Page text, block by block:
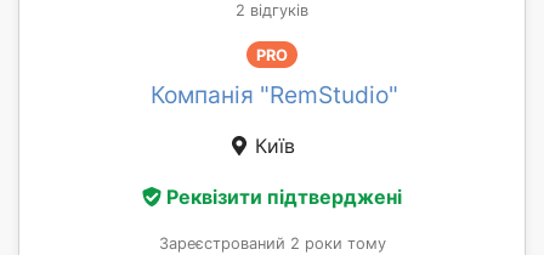
2 відгуків
PRO
Компанія "RemStudio"
Київ
Реквізити підтверджені
Зареєстрований 2 роки тому